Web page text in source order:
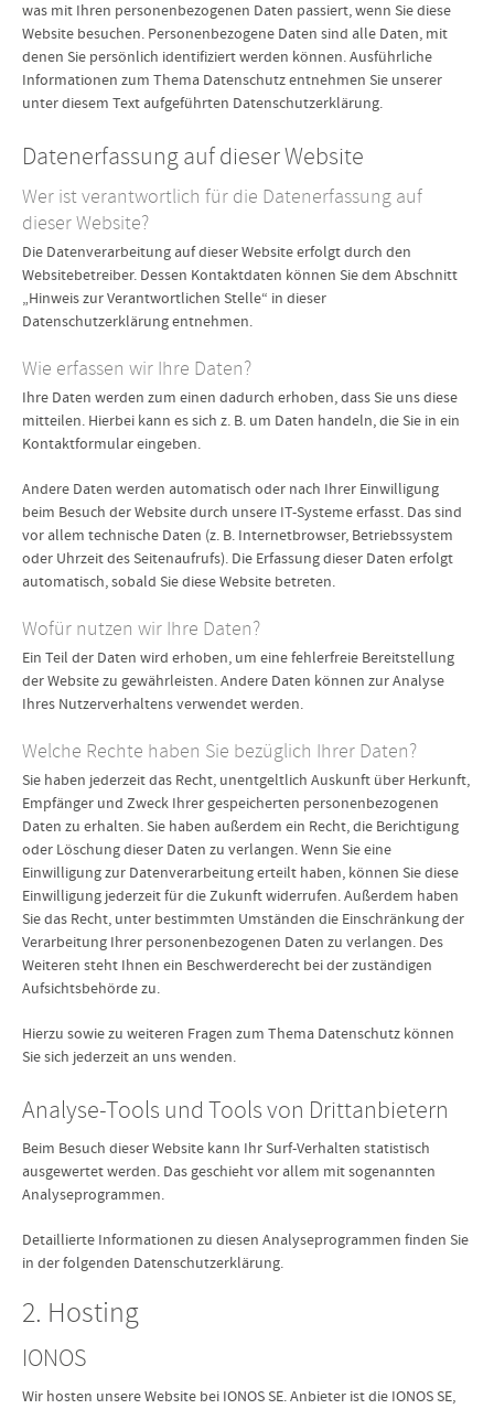
was mit Ihren personenbezogenen Daten passiert, wenn Sie diese
Website besuchen. Personenbezogene Daten sind alle Daten, mit
denen Sie persönlich identifiziert werden können. Ausführliche
Informationen zum Thema Datenschutz entnehmen Sie unserer
unter diesem Text aufgeführten Datenschutzerklärung.
Datenerfassung auf dieser Website
Wer ist verantwortlich für die Datenerfassung auf
dieser Website?
Die Datenverarbeitung auf dieser Website erfolgt durch den
Websitebetreiber. Dessen Kontaktdaten können Sie dem Abschnitt
„Hinweis zur Verantwortlichen Stelle“ in dieser
Datenschutzerklärung entnehmen.
Wie erfassen wir Ihre Daten?
Ihre Daten werden zum einen dadurch erhoben, dass Sie uns diese
mitteilen. Hierbei kann es sich z. B. um Daten handeln, die Sie in ein
Kontaktformular eingeben.
Andere Daten werden automatisch oder nach Ihrer Einwilligung
beim Besuch der Website durch unsere IT-Systeme erfasst. Das sind
vor allem technische Daten (z. B. Internetbrowser, Betriebssystem
oder Uhrzeit des Seitenaufrufs). Die Erfassung dieser Daten erfolgt
automatisch, sobald Sie diese Website betreten.
Wofür nutzen wir Ihre Daten?
Ein Teil der Daten wird erhoben, um eine fehlerfreie Bereitstellung
der Website zu gewährleisten. Andere Daten können zur Analyse
Ihres Nutzerverhaltens verwendet werden.
Welche Rechte haben Sie bezüglich Ihrer Daten?
Sie haben jederzeit das Recht, unentgeltlich Auskunft über Herkunft,
Empfänger und Zweck Ihrer gespeicherten personenbezogenen
Daten zu erhalten. Sie haben außerdem ein Recht, die Berichtigung
oder Löschung dieser Daten zu verlangen. Wenn Sie eine
Einwilligung zur Datenverarbeitung erteilt haben, können Sie diese
Einwilligung jederzeit für die Zukunft widerrufen. Außerdem haben
Sie das Recht, unter bestimmten Umständen die Einschränkung der
Verarbeitung Ihrer personenbezogenen Daten zu verlangen. Des
Weiteren steht Ihnen ein Beschwerderecht bei der zuständigen
Aufsichtsbehörde zu.
Hierzu sowie zu weiteren Fragen zum Thema Datenschutz können
Sie sich jederzeit an uns wenden.
Analyse-Tools und Tools von Dritt­anbietern
Beim Besuch dieser Website kann Ihr Surf-Verhalten statistisch
ausgewertet werden. Das geschieht vor allem mit sogenannten
Analyseprogrammen.
Detaillierte Informationen zu diesen Analyseprogrammen finden Sie
in der folgenden Datenschutzerklärung.
2. Hosting
IONOS
Wir hosten unsere Website bei IONOS SE. Anbieter ist die IONOS SE,